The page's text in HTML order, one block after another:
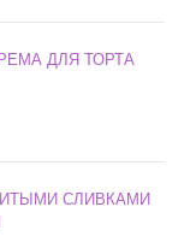
ДЛЯ ТОРТА
СЛИВКАМИ